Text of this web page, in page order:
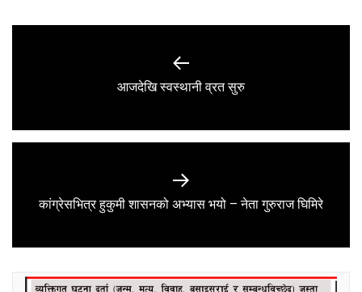
Previous
आजदेखि स्वस्थानी व्रत सुरु
Next
कांग्रेसभित्र हुकुमी शासनको अभ्यास भयो – नेता गुरुराज घिमिरे